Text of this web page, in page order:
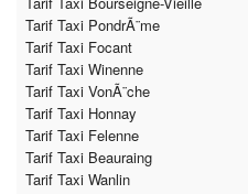
Tarif Taxi PondrÃ¨me
Tarif Taxi Focant
Tarif Taxi Winenne
Tarif Taxi VonÃ¨che
Tarif Taxi Honnay
Tarif Taxi Felenne
Tarif Taxi Beauraing
Tarif Taxi Wanlin